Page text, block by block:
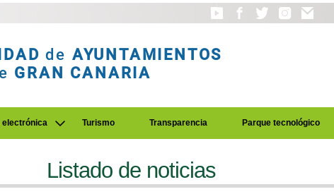
de AYUNTAMIENTOS
GRAN CANARIA
electrónica Turismo Transparencia Parque tecnológico
Listado de noticias